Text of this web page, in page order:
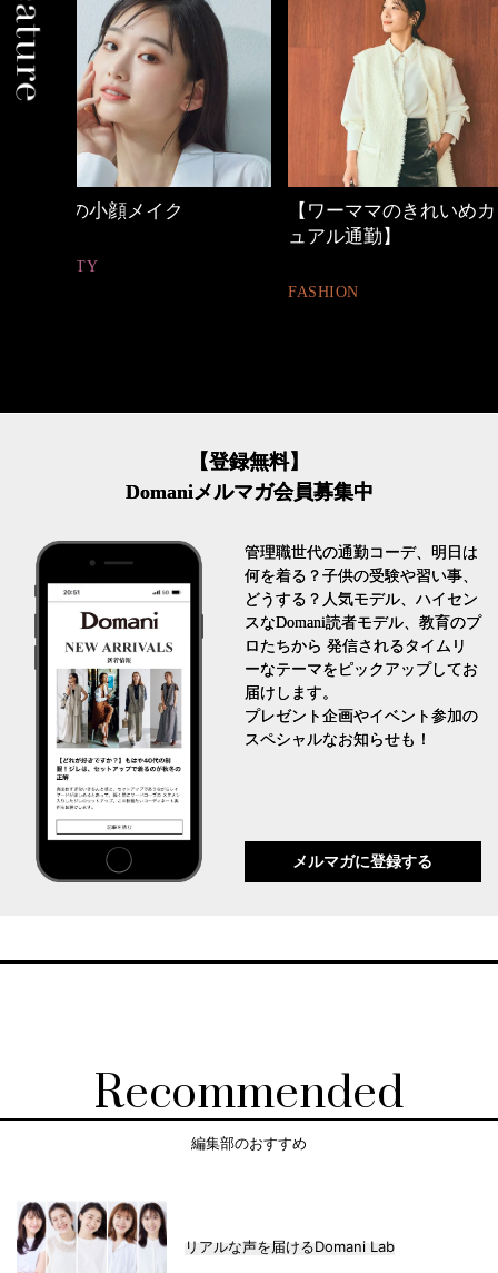
【ワーママのきれいめカジ
優木まおみさん「
割。」
LIFESTYLE
【登録無料】
Domaniメルマガ会員募集中
管理職世代の通勤コーデ、明日は
何を着る？子供の受験や習い事、
どうする？人気モデル、ハイセン
スなDomani読者モデル、教育のプ
ロたちから 発信されるタイムリ
ーなテーマをピックアップしてお
届けします。
プレゼント企画やイベント参加の
スペシャルなお知らせも！
メルマガに登録する
Recommended
編集部のおすすめ
リアルな声を届けるDomani Lab